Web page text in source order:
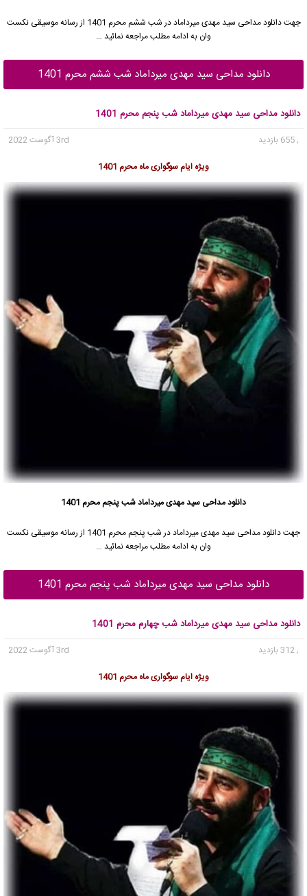
جهت دانلود مداحی سید مهدی میرداماد
در شب ششم محرم 1401 از رسانه موسیقی نکست
وان به ادامه مطلب مراجعه نمائید …
دانلود مداحی سید مهدی میرداماد شب ششم محرم 1401
دانلود مداحی سید مهدی میرداماد شب پنجم محرم 1401
, 655 بازدید
3rd آگوست 2022
ویژه ایام سوگواری ماه محرم 1401
دانلود مداحی سید مهدی میرداماد شب پنجم محرم 1401
جهت دانلود مداحی سید مهدی میرداماد
در شب پنجم محرم 1401 از رسانه موسیقی نکست
وان به ادامه مطلب مراجعه نمائید …
دانلود مداحی سید مهدی میرداماد شب پنجم محرم 1401
دانلود مداحی سید مهدی میرداماد شب چهارم محرم 1401
, 312 بازدید
3rd آگوست 2022
ویژه ایام سوگواری ماه محرم 1401